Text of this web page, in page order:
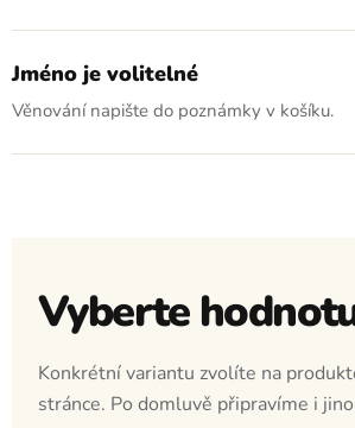
Jméno je volitelné
Věnování napište do poznámky v košíku.
Vyberte
Konkrétní variantu zvolíte na
stránce. Po domluvě připravíme i